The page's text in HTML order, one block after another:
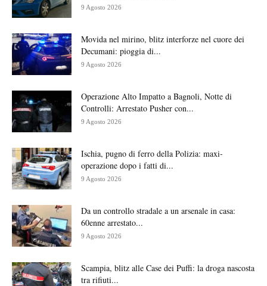
9 Agosto 2026
Movida nel mirino, blitz interforze nel cuore dei
Decumani: pioggia di...
9 Agosto 2026
Operazione Alto Impatto a Bagnoli, Notte di
Controlli: Arrestato Pusher con...
9 Agosto 2026
Ischia, pugno di ferro della Polizia: maxi-
operazione dopo i fatti di...
9 Agosto 2026
Da un controllo stradale a un arsenale in casa:
60enne arrestato...
9 Agosto 2026
Scampia, blitz alle Case dei Puffi: la droga nascosta
tra rifiuti...